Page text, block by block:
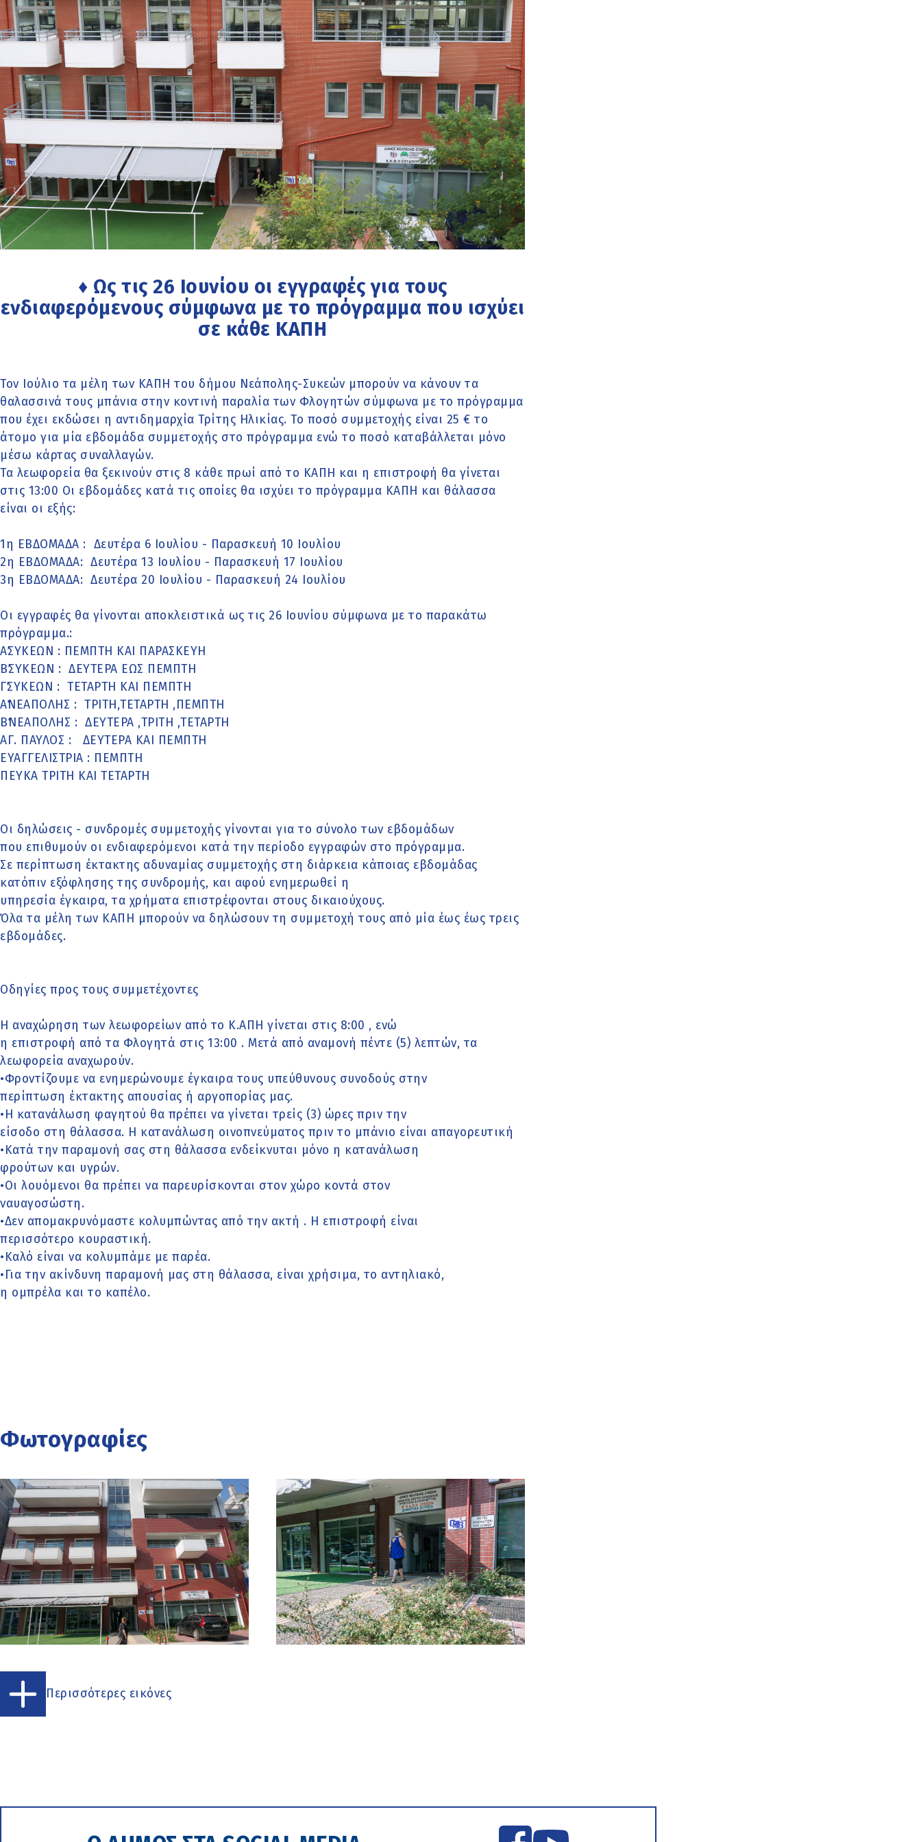
♦ Ως τις 26 Ιουνίου οι εγγραφές για τους
ενδιαφερόμενους σύμφωνα με το πρόγραμμα που ισχύει
σε κάθε ΚΑΠΗ
Τον Ιούλιο τα μέλη των ΚΑΠΗ του δήμου Νεάπολης-Συκεών μπορούν να κάνουν τα
θαλασσινά τους μπάνια στην κοντινή παραλία των Φλογητών σύμφωνα με το πρόγραμμα
που έχει εκδώσει η αντιδημαρχία Τρίτης Ηλικίας. Το ποσό συμμετοχής είναι 25 € το
άτομο για μία εβδομάδα συμμετοχής στο πρόγραμμα ενώ το ποσό καταβάλλεται μόνο
μέσω κάρτας συναλλαγών.
Τα λεωφορεία θα ξεκινούν στις 8 κάθε πρωί από το ΚΑΠΗ και η επιστροφή θα γίνεται
στις 13:00 Οι εβδομάδες κατά τις οποίες θα ισχύει το πρόγραμμα ΚΑΠΗ και θάλασσα
είναι οι εξής:
1η ΕΒΔΟΜΑΔΑ : Δευτέρα 6 Ιουλίου - Παρασκευή 10 Ιουλίου
2η ΕΒΔΟΜΑΔΑ: Δευτέρα 13 Ιουλίου - Παρασκευή 17 Ιουλίου
3η ΕΒΔΟΜΑΔΑ: Δευτέρα 20 Ιουλίου - Παρασκευή 24 Ιουλίου
Οι εγγραφές θα γίνονται αποκλειστικά ως τις 26 Ιουνίου σύμφωνα με το παρακάτω
πρόγραμμα.:
Α΄ΣΥΚΕΩΝ : ΠΕΜΠΤΗ ΚΑΙ ΠΑΡΑΣΚΕΥΗ
Β΄ΣΥΚΕΩΝ : ΔΕΥΤΕΡΑ ΕΩΣ ΠΕΜΠΤΗ
Γ΄ΣΥΚΕΩΝ : ΤΕΤΑΡΤΗ ΚΑΙ ΠΕΜΠΤΗ
Α΄ΝΕΑΠΟΛΗΣ : ΤΡΙΤΗ,ΤΕΤΑΡΤΗ ,ΠΕΜΠΤΗ
Β΄ΝΕΑΠΟΛΗΣ : ΔΕΥΤΕΡΑ ,ΤΡΙΤΗ ,ΤΕΤΑΡΤΗ
ΑΓ. ΠΑΥΛΟΣ : ΔΕΥΤΕΡΑ ΚΑΙ ΠΕΜΠΤΗ
ΕΥΑΓΓΕΛΙΣΤΡΙΑ : ΠΕΜΠΤΗ
ΠΕΥΚΑ ΤΡΙΤΗ ΚΑΙ ΤΕΤΑΡΤΗ
Οι δηλώσεις - συνδρομές συμμετοχής γίνονται για το σύνολο των εβδομάδων
που επιθυμούν οι ενδιαφερόμενοι κατά την περίοδο εγγραφών στο πρόγραμμα.
Σε περίπτωση έκτακτης αδυναμίας συμμετοχής στη διάρκεια κάποιας εβδομάδας
κατόπιν εξόφλησης της συνδρομής, και αφού ενημερωθεί η
υπηρεσία έγκαιρα, τα χρήματα επιστρέφονται στους δικαιούχους.
Όλα τα μέλη των ΚΑΠΗ μπορούν να δηλώσουν τη συμμετοχή τους από μία έως έως τρεις
εβδομάδες.
Οδηγίες προς τους συμμετέχοντες
Η αναχώρηση των λεωφορείων από το Κ.ΑΠΗ γίνεται στις 8:00 , ενώ
η επιστροφή από τα Φλογητά στις 13:00 . Μετά από αναμονή πέντε (5) λεπτών, τα
λεωφορεία αναχωρούν.
•Φροντίζουμε να ενημερώνουμε έγκαιρα τους υπεύθυνους συνοδούς στην
περίπτωση έκτακτης απουσίας ή αργοπορίας μας.
•Η κατανάλωση φαγητού θα πρέπει να γίνεται τρείς (3) ώρες πριν την
είσοδο στη θάλασσα. Η κατανάλωση οινοπνεύματος πριν το μπάνιο είναι απαγορευτική
•Κατά την παραμονή σας στη θάλασσα ενδείκνυται μόνο η κατανάλωση
φρούτων και υγρών.
•Οι λουόμενοι θα πρέπει να παρευρίσκονται στον χώρο κοντά στον
ναυαγοσώστη.
•Δεν απομακρυνόμαστε κολυμπώντας από την ακτή . Η επιστροφή είναι
περισσότερο κουραστική.
•Καλό είναι να κολυμπάμε με παρέα.
•Για την ακίνδυνη παραμονή μας στη θάλασσα, είναι χρήσιμα, το αντηλιακό,
η ομπρέλα και το καπέλο.
Φωτογραφίες
Περισσότερες εικόνες